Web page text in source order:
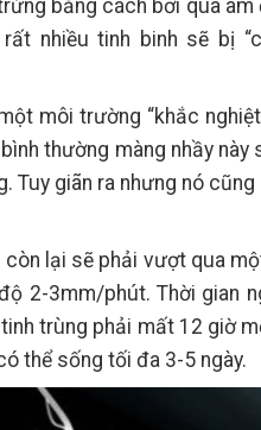
bằng cách bơi qua
nhiều tinh binh sẽ bị
môi trường “khắc
thường màng nhầy
Tuy giãn ra nhưng nó
còn lại sẽ phải vượt qua
2-3mm/phút. Thời gian
trùng phải mất 12 giờ
thể sống tối đa 3-5 ngày.